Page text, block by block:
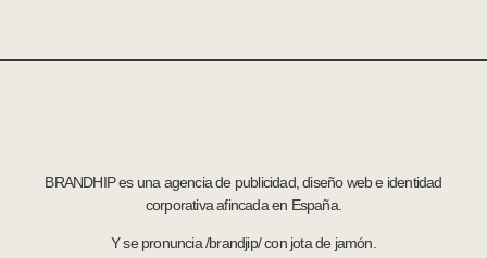
BRANDHIP es una agencia de publicidad, diseño web e identidad
corporativa afincada en España.
Y se pronuncia /brandjip/ con jota de jamón.